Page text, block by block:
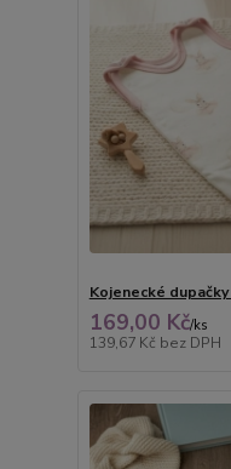
Kojenecké
169,00 Kč/ks
139,67 Kč bez DPH